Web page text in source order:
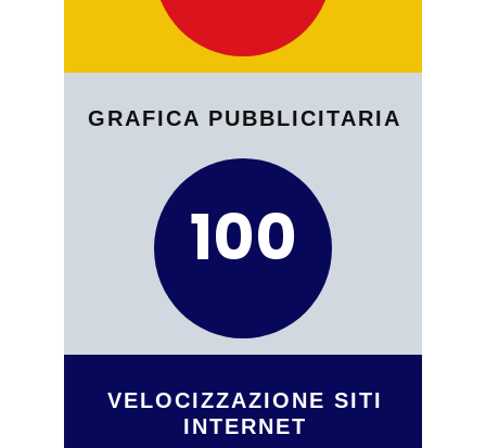
GRAFICA PUBBLICITARIA
1​​​​00
VELOCIZZAZIONE SITI
INTER​N​ET